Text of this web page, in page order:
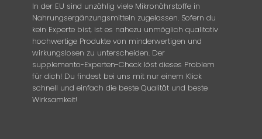
In der EU sind unzählig viele Mikronährstoffe in
Nahrungsergänzungsmitteln zugelassen. Sofern du
kein Experte bist, ist es nahezu unmöglich qualitativ
hochwertige Produkte von minderwertigen und
wirkungslosen zu unterscheiden. Der
supplemento-Experten-Check löst dieses Problem
für dich! Du findest bei uns mit nur einem Klick
schnell und einfach die beste Qualität und beste
Wirksamkeit!